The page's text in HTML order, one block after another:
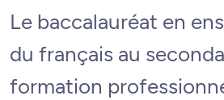
Le baccalauréat en
du français au
formation